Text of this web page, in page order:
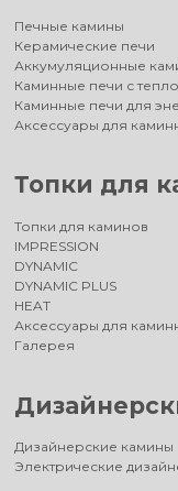
Печные камины
Керамические печи
Аккумуляционные
Каминные печи с
Каминные печи для
Аксессуары для
Топки для
Топки для каминов
IMPRESSION
DYNAMIC
DYNAMIC PLUS
HEAT
Аксессуары для
Галерея
Дизайнерские камины
Электрические